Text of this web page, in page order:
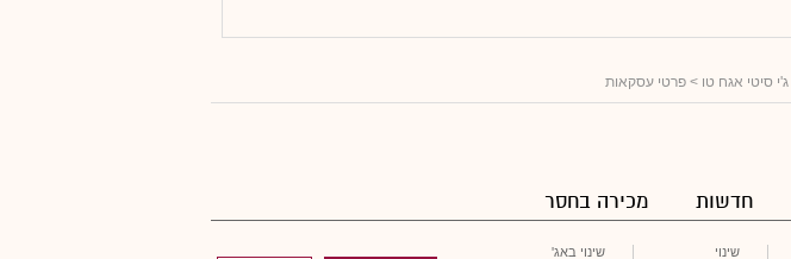
ג'י סיטי אגח טו > פרטי עסקאות
חדשות מכירה בחסר
שינוי שינוי באג'